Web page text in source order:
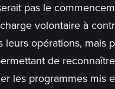
pas le
volontaire à
leurs opérations, mais
de
les programmes mis